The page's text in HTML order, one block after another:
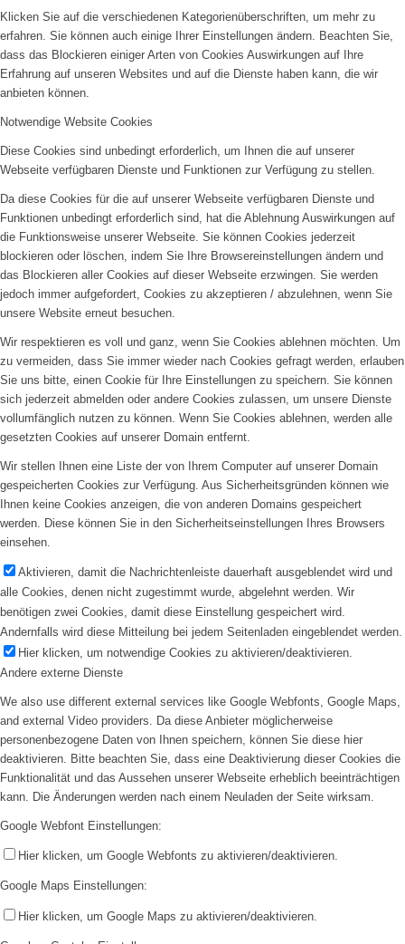
Klicken Sie auf die verschiedenen Kategorienüberschriften, um mehr zu
erfahren. Sie können auch einige Ihrer Einstellungen ändern. Beachten Sie,
dass das Blockieren einiger Arten von Cookies Auswirkungen auf Ihre
Erfahrung auf unseren Websites und auf die Dienste haben kann, die wir
anbieten können.
Notwendige Website Cookies
Diese Cookies sind unbedingt erforderlich, um Ihnen die auf unserer
Webseite verfügbaren Dienste und Funktionen zur Verfügung zu stellen.
Da diese Cookies für die auf unserer Webseite verfügbaren Dienste und
Funktionen unbedingt erforderlich sind, hat die Ablehnung Auswirkungen auf
die Funktionsweise unserer Webseite. Sie können Cookies jederzeit
blockieren oder löschen, indem Sie Ihre Browsereinstellungen ändern und
das Blockieren aller Cookies auf dieser Webseite erzwingen. Sie werden
jedoch immer aufgefordert, Cookies zu akzeptieren / abzulehnen, wenn Sie
unsere Website erneut besuchen.
Wir respektieren es voll und ganz, wenn Sie Cookies ablehnen möchten. Um
zu vermeiden, dass Sie immer wieder nach Cookies gefragt werden, erlauben
Sie uns bitte, einen Cookie für Ihre Einstellungen zu speichern. Sie können
sich jederzeit abmelden oder andere Cookies zulassen, um unsere Dienste
vollumfänglich nutzen zu können. Wenn Sie Cookies ablehnen, werden alle
gesetzten Cookies auf unserer Domain entfernt.
Wir stellen Ihnen eine Liste der von Ihrem Computer auf unserer Domain
gespeicherten Cookies zur Verfügung. Aus Sicherheitsgründen können wie
Ihnen keine Cookies anzeigen, die von anderen Domains gespeichert
werden. Diese können Sie in den Sicherheitseinstellungen Ihres Browsers
einsehen.
Aktivieren, damit die Nachrichtenleiste dauerhaft ausgeblendet wird und
alle Cookies, denen nicht zugestimmt wurde, abgelehnt werden. Wir
benötigen zwei Cookies, damit diese Einstellung gespeichert wird.
Andernfalls wird diese Mitteilung bei jedem Seitenladen eingeblendet werden.
Hier klicken, um notwendige Cookies zu aktivieren/deaktivieren.
Andere externe Dienste
We also use different external services like Google Webfonts, Google Maps,
and external Video providers. Da diese Anbieter möglicherweise
personenbezogene Daten von Ihnen speichern, können Sie diese hier
deaktivieren. Bitte beachten Sie, dass eine Deaktivierung dieser Cookies die
Funktionalität und das Aussehen unserer Webseite erheblich beeinträchtigen
kann. Die Änderungen werden nach einem Neuladen der Seite wirksam.
Google Webfont Einstellungen:
Hier klicken, um Google Webfonts zu aktivieren/deaktivieren.
Google Maps Einstellungen:
Hier klicken, um Google Maps zu aktivieren/deaktivieren.